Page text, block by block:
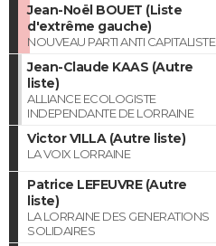
Jean-Noël BOUET (Liste
d'extrême gauche)
NOUVEAU PARTI ANTI CAPITALISTE
Jean-Claude KAAS (Autre
liste)
ALLIANCE ECOLOGISTE
INDEPENDANTE DE LORRAINE
Victor VILLA (Autre liste)
LA VOIX LORRAINE
Patrice LEFEUVRE (Autre
liste)
LA LORRAINE DES GENERATIONS
SOLIDAIRES